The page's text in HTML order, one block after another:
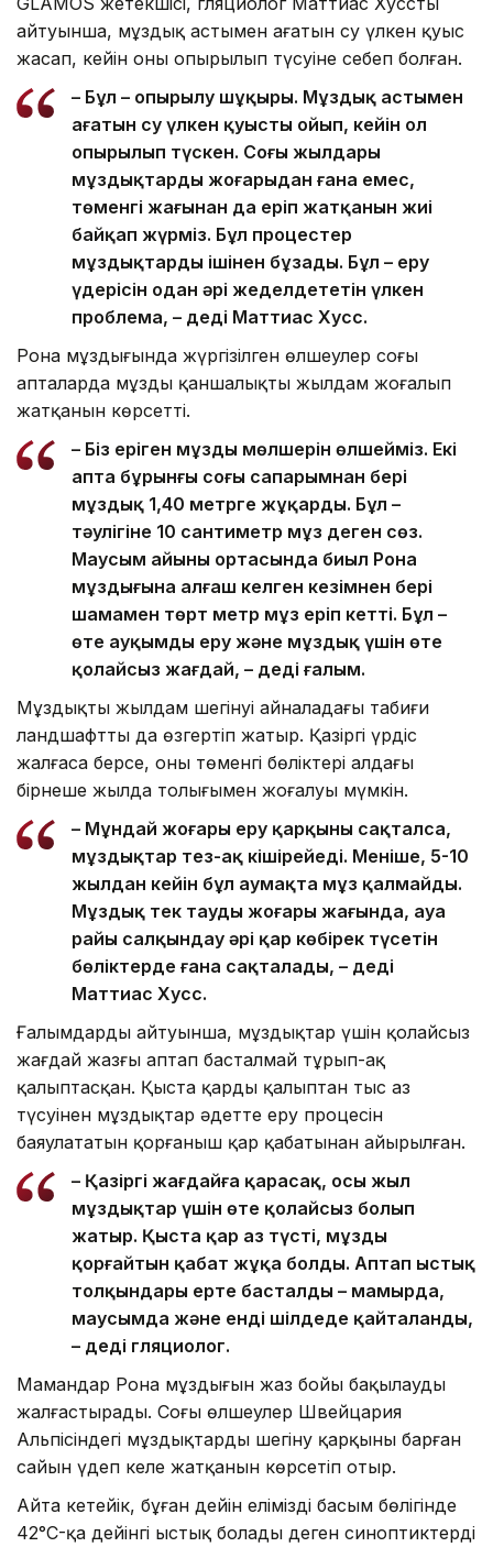
айтуынша, мұздық астымен ағатын су үлкен қуыс
жасап, кейін оның опырылып түсуіне себеп болған.
– Бұл – опырылу шұңқыры. Мұздық астымен
ағатын су үлкен қуысты ойып, кейін ол
опырылып түскен. Соңғы жылдары
мұздықтардың жоғарыдан ғана емес,
төменгі жағынан да еріп жатқанын жиі
байқап жүрміз. Бұл процестер
мұздықтарды ішінен бұзады. Бұл – еру
үдерісін одан әрі жеделдететін үлкен
проблема, – деді Маттиас Хусс.
Рона мұздығында жүргізілген өлшеулер соңғы
апталарда мұздың қаншалықты жылдам жоғалып
жатқанын көрсетті.
– Біз еріген мұздың мөлшерін өлшейміз. Екі
апта бұрынғы соңғы сапарымнан бері
мұздық 1,40 метрге жұқарды. Бұл –
тәулігіне 10 сантиметр мұз деген сөз.
Маусым айының ортасында биыл Рона
мұздығына алғаш келген кезімнен бері
шамамен төрт метр мұз еріп кетті. Бұл –
өте ауқымды еру және мұздық үшін өте
қолайсыз жағдай, – деді ғалым.
Мұздықтың жылдам шегінуі айналадағы табиғи
ландшафтты да өзгертіп жатыр. Қазіргі үрдіс
жалғаса берсе, оның төменгі бөліктері алдағы
бірнеше жылда толығымен жоғалуы мүмкін.
– Мұндай жоғары еру қарқыны сақталса,
мұздықтар тез-ақ кішірейеді. Меніңше, 5-10
жылдан кейін бұл аумақта мұз қалмайды.
Мұздық тек таудың жоғары жағында, ауа
райы салқындау әрі қар көбірек түсетін
бөліктерде ғана сақталады, – деді
Маттиас Хусс.
Ғалымдардың айтуынша, мұздықтар үшін қолайсыз
жағдай жазғы аптап басталмай тұрып-ақ
қалыптасқан. Қыста қардың қалыптан тыс аз
түсуінен мұздықтар әдетте еру процесін
баяулататын қорғаныш қар қабатынан айырылған.
– Қазіргі жағдайға қарасақ, осы жыл
мұздықтар үшін өте қолайсыз болып
жатыр. Қыста қар аз түсті, мұзды
қорғайтын қабат жұқа болды. Аптап ыстық
толқындары ерте басталды – мамырда,
маусымда және енді шілдеде қайталанды,
– деді гляциолог.
Мамандар Рона мұздығын жаз бойы бақылауды
жалғастырады. Соңғы өлшеулер Швейцария
Альпісіндегі мұздықтардың шегіну қарқыны барған
сайын үдеп келе жатқанын көрсетіп отыр.
Айта кетейік, бұған дейін еліміздің басым бөлігінде
42°C-қа дейінгі ыстық болады деген синоптиктердің